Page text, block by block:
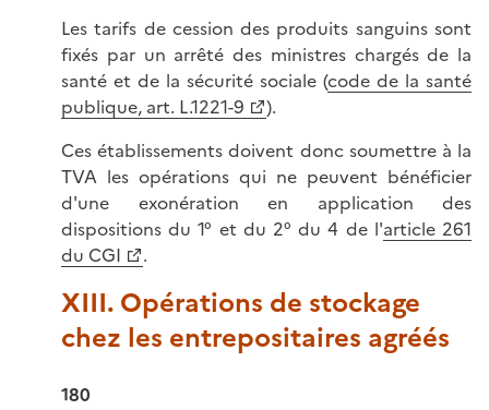
Les tarifs de cession des produits sanguins sont
fixés par un arrêté des ministres chargés de la
santé et de la sécurité sociale (code de la santé
publique, art. L.1221-9
).
Ces établissements doivent donc soumettre à la
TVA les opérations qui ne peuvent bénéficier
d'une exonération en application des
dispositions du 1° et du 2° du 4 de l'article 261
du CGI
.
XIII. Opérations de stockage
chez les entrepositaires agréés
180